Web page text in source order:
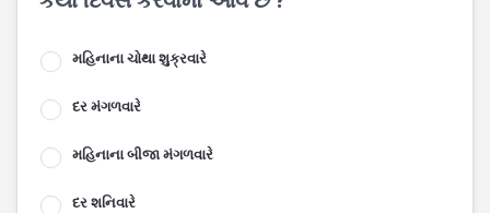
મહિનાના ચોથા શુક્રવારે
દર મંગળવારે
મહિનાના બીજા મંગળવારે
દર શનિવારે